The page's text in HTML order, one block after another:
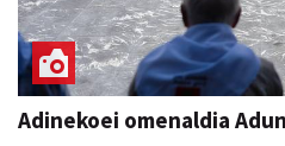
Adinekoei omenaldia